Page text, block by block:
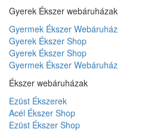
Gyerek Ékszer webáruházak
Gyermek Ékszer Webáruház
Gyerek Ékszer Shop
Gyerek Ékszer Shop
Gyermek Ékszer Webáruház
Ékszer webáruházak
Ezüst Ékszerek
Acél Ékszer Shop
Ezüst Ékszer Shop